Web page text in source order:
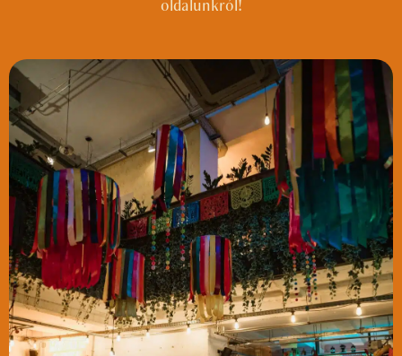
oldalunkról!